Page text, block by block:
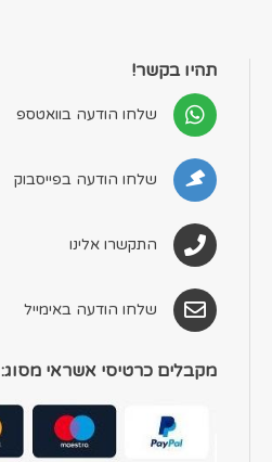
תהיו בקשר!
שלחו הודעה בוואטספ
שלחו הודעה בפייסבוק
התקשרו אלינו
שלחו הודעה באימייל
מקבלים כרטיסי אשראי מסוג: